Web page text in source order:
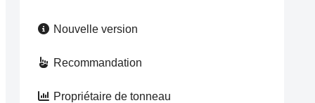
Nouvelle version
Recommandation
Propriétaire de tonneau